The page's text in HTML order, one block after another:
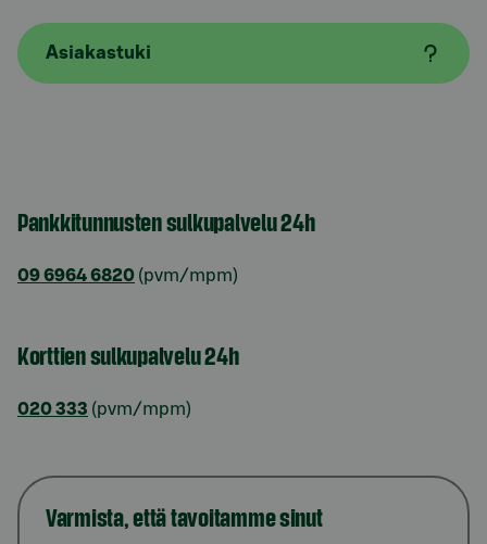
Asiakastuki
Pankkitunnusten sulkupalvelu 24h
09 6964 6820 (pvm/mpm)
Korttien sulkupalvelu 24h
020 333 (pvm/mpm)
Varmista, että tavoitamme sinut